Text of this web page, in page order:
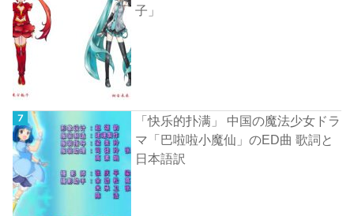
子」
「快乐的扑满」 中国の魔法少女ドラ
マ「巴啦啦小魔仙」のED曲 歌詞と
日本語訳